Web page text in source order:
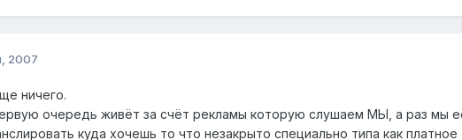
2007
ничего.
очередь живёт за счёт рекламы которую слушаем МЫ, а раз мы
куда хочешь то что незакрыто специально типа как платное